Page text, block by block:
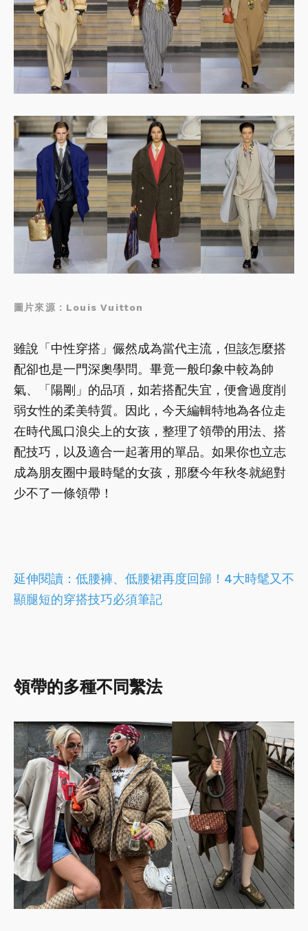
圖片來源：Louis Vuitton
雖說「中性穿搭」儼然成為當代主流，但該怎麼搭
配卻也是一門深奧學問。畢竟一般印象中較為帥
氣、「陽剛」的品項，如若搭配失宜，便會過度削
弱女性的柔美特質。因此，今天編輯特地為各位走
在時代風口浪尖上的女孩，整理了領帶的用法、搭
配技巧，以及適合一起著用的單品。如果你也立志
成為朋友圈中最時髦的女孩，那麼今年秋冬就絕對
少不了一條領帶！
延伸閱讀： 低腰褲、低腰裙再度回歸！4大時髦又不
顯腿短的穿搭技巧必須筆記
領帶的多種不同繫法